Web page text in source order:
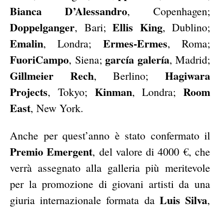
Bianca D’Alessandro, Copenhagen;
Doppelganger, Bari; Ellis King, Dublino;
Emalin, Londra; Ermes-Ermes, Roma;
FuoriCampo, Siena; garcía galería, Madrid;
Gillmeier Rech, Berlino;Hagiwara
Projects, Tokyo; Kinman, Londra; Room
East, New York.
Anche per quest’anno è stato confermato il
Premio Emergent, del valore di 4000 €, che
verrà assegnato alla galleria più meritevole
per la promozione di giovani artisti da una
giuria internazionale formata da Luis Silva,